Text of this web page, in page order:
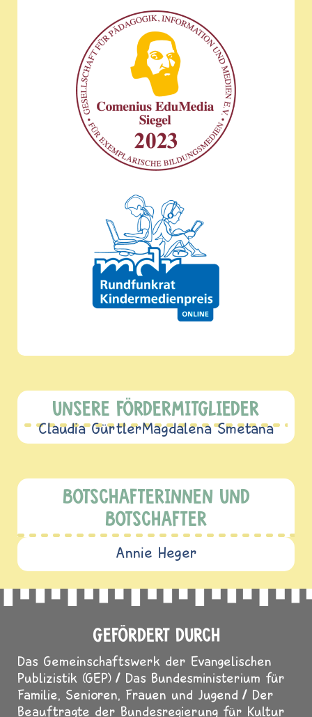
UNSERE FÖRDERMITGLIEDER
Claudia GürtlerMagdalena Smetana
BOTSCHAFTERINNEN UND
BOTSCHAFTER
Annie Heger
GEFÖRDERT DURCH
Das Gemeinschaftswerk der Evangelischen
Publizistik (GEP)
Das Bundesministerium für
Familie, Senioren, Frauen und Jugend
Der
Beauftragte der Bundesregierung für Kultur